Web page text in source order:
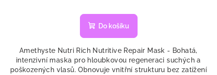
Do košíku
Amethyste Nutri Rich Nutritive Repair Mask - Bohatá,
intenzivní maska pro hloubkovou regeneraci suchých a
poškozených vlasů. Obnovuje vnitřní strukturu bez zatížení